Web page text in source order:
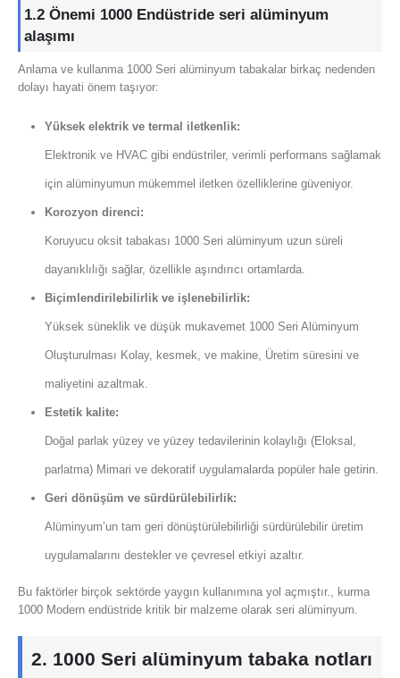
1.2 Önemi 1000 Endüstride seri alüminyum
alaşımı
Anlama ve kullanma 1000 Seri alüminyum tabakalar birkaç nedenden
dolayı hayati önem taşıyor:
Yüksek elektrik ve termal iletkenlik:
Elektronik ve HVAC gibi endüstriler, verimli performans sağlamak
için alüminyumun mükemmel iletken özelliklerine güveniyor.
Korozyon direnci:
Koruyucu oksit tabakası 1000 Seri alüminyum uzun süreli
dayanıklılığı sağlar, özellikle aşındırıcı ortamlarda.
Biçimlendirilebilirlik ve işlenebilirlik:
Yüksek süneklik ve düşük mukavemet 1000 Seri Alüminyum
Oluşturulması Kolay, kesmek, ve makine, Üretim süresini ve
maliyetini azaltmak.
Estetik kalite:
Doğal parlak yüzey ve yüzey tedavilerinin kolaylığı (Eloksal,
parlatma) Mimari ve dekoratif uygulamalarda popüler hale getirin.
Geri dönüşüm ve sürdürülebilirlik:
Alüminyum’un tam geri dönüştürülebilirliği sürdürülebilir üretim
uygulamalarını destekler ve çevresel etkiyi azaltır.
Bu faktörler birçok sektörde yaygın kullanımına yol açmıştır., kurma
1000 Modern endüstride kritik bir malzeme olarak seri alüminyum.
2. 1000 Seri alüminyum tabaka notları